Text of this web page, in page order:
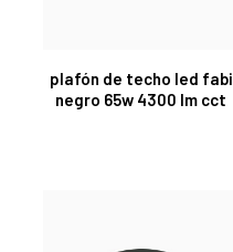
plafón de techo led fabi
negro 65w 4300 lm cct